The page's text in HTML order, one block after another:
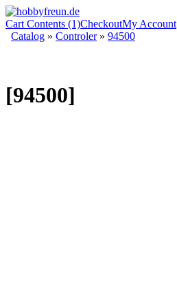
Cart Contents (1)CheckoutMy Account
Catalog » Controler» 94500
[94500]